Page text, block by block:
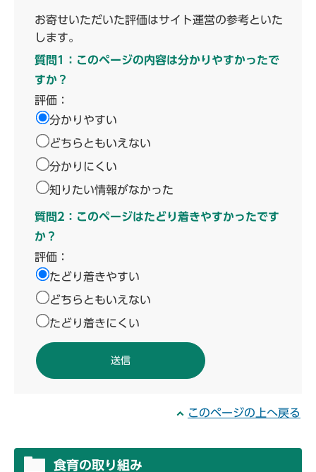
お寄せいただいた評価はサイト運営の参考といた
します。
質問1：このページの内容は分かりやすかったで
すか？
評価：
分かりやすい
どちらともいえない
分かりにくい
知りたい情報がなかった
質問2：このページはたどり着きやすかったです
か？
評価：
たどり着きやすい
どちらともいえない
たどり着きにくい
このページの上へ戻る
食育の取り組み